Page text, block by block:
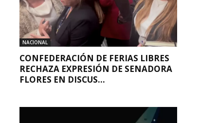
NACIONAL
CONFEDERACIÓN DE FERIAS LIBRES
RECHAZA EXPRESIÓN DE SENADORA
FLORES EN DISCUS...